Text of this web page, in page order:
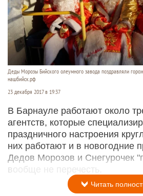
Деды Морозы Бийского олеумного завода поздравляли
нашбийск.рф
23 декабря 2017 в 19:37
В Барнауле работают около
агентств, которые
праздничного настроения
них работают и в новогодние
Дедов Морозов и Снегурочек
вообще не перечесть.
Читать